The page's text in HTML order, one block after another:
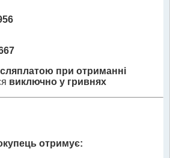
при отриманні
виключно у гривнях
отримує: